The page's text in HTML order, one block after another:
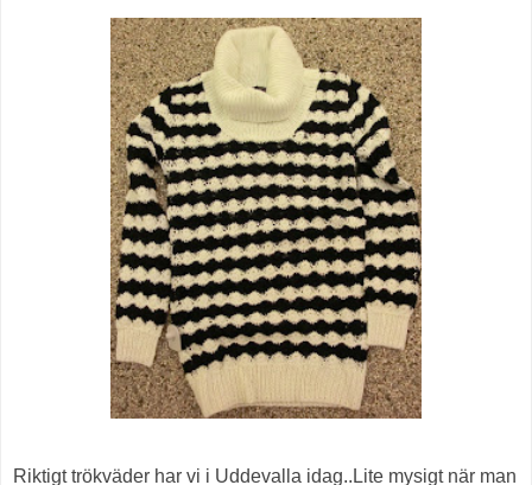
Riktigt trökväder har vi i Uddevalla idag..Lite mysigt när man